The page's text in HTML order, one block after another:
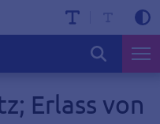
Erlass von